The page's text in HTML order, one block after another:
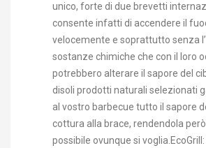
unico, forte di due brevetti
consente infatti di accendere il
velocemente e soprattutto senza
sostanze chimiche che con il loro
potrebbero alterare il sapore del
disoli prodotti naturali selezionati
al vostro barbecue tutto il sapore
cottura alla brace, rendendola
possibile ovunque si voglia.EcoGrill: